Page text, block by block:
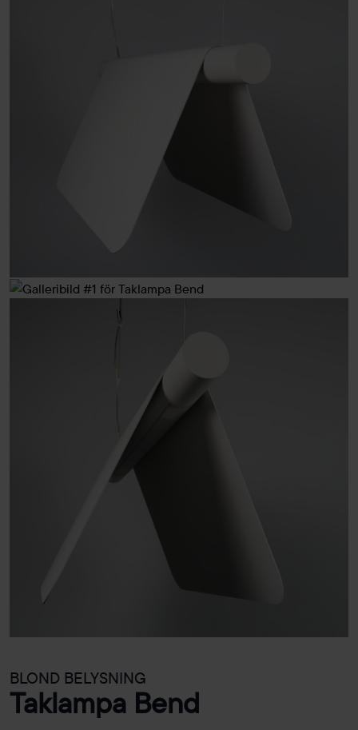
BLOND BELYSNING
Taklampa Bend